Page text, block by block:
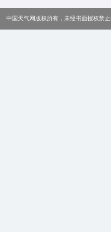
中国天气网版权所有，未经书面授权